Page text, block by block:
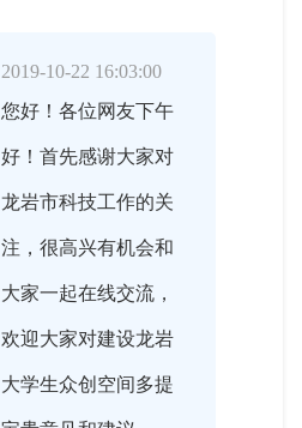
2019-10-22 16:03:00
您好！各位网友下午
好！首先感谢大家对
龙岩市科技工作的关
注，很高兴有机会和
大家一起在线交流，
欢迎大家对建设龙岩
大学生众创空间多提